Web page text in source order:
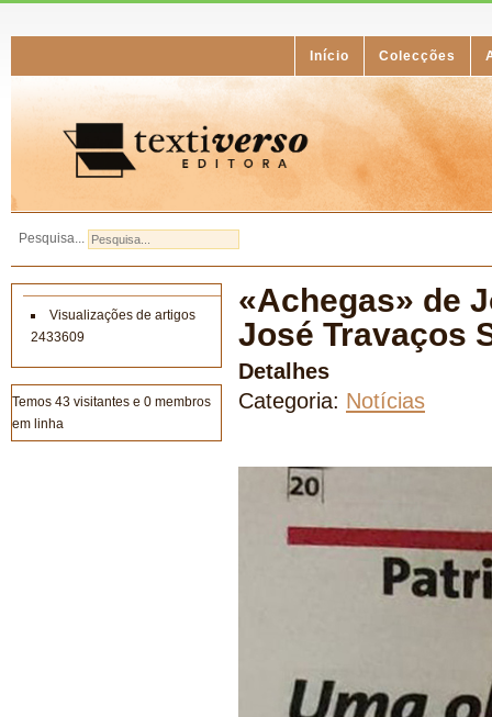
Início Colecções
Pesquisa...
Visualizações de artigos
2433609
Temos 43 visitantes e 0 membros
em linha
«Achegas» de
José Travaços
Detalhes
Categoria: Notícias